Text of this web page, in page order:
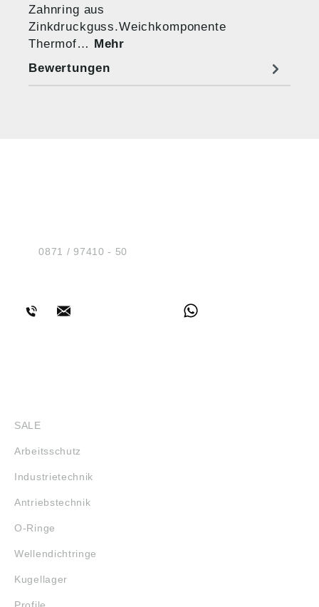
Zahnring aus
Zinkdruckguss.Weichkomponente
Thermof… Mehr
Bewertungen
Tel.:0871 / 97410 - 50
SALE
Arbeitsschutz
Industrietechnik
Antriebstechnik
O-Ringe
Wellendichtringe
Kugellager
Profile